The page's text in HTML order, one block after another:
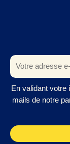
En validant
mails de notre